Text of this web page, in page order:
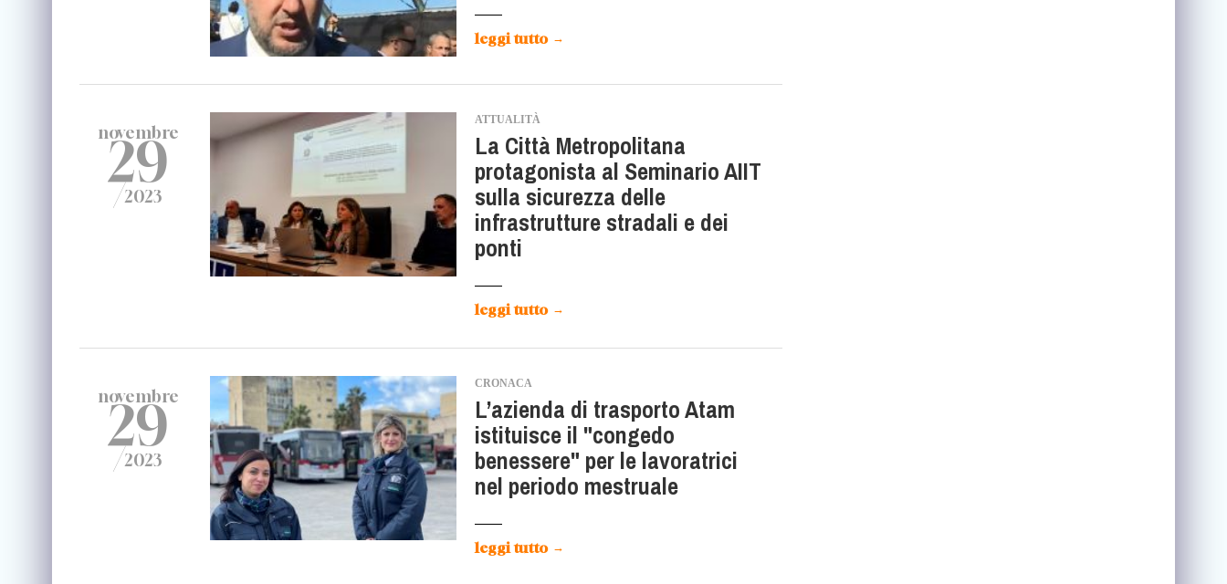
leggi tutto →
novembre
29
/2023
ATTUALITÀ
La Città Metropolitana
protagonista al Seminario AIIT
sulla sicurezza delle
infrastrutture stradali e dei
ponti
leggi tutto →
novembre
29
/2023
CRONACA
L’azienda di trasporto Atam
istituisce il "congedo
benessere" per le lavoratrici
nel periodo mestruale
leggi tutto →